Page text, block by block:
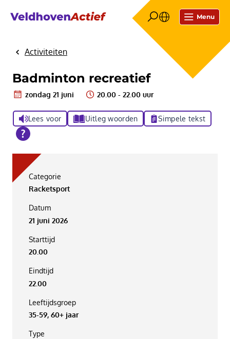
Menu
HomeActiviteiten
Badminton recreatief
zondag 21 juni 20.00 - 22.00 uur
Lees voor Uitleg woorden Simpele tekst
Categorie
Racketsport
Datum
21 juni 2026
Starttijd
20.00
Eindtijd
22.00
Leeftijdsgroep
35-59, 60+ jaar
Type